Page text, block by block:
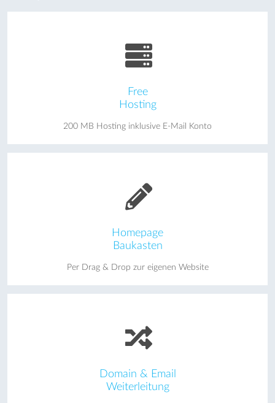
Free
Hosting
200 MB Hosting inklusive E-Mail Konto
Homepage
Baukasten
Per Drag & Drop zur eigenen Website
Domain & Email
Weiterleitung